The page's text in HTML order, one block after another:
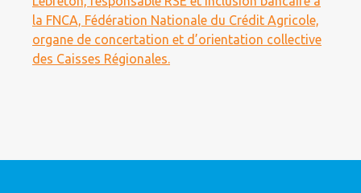
la FNCA, Fédération Nationale du Crédit Agricole,
organe de concertation et d’orientation collective
des Caisses Régionales.